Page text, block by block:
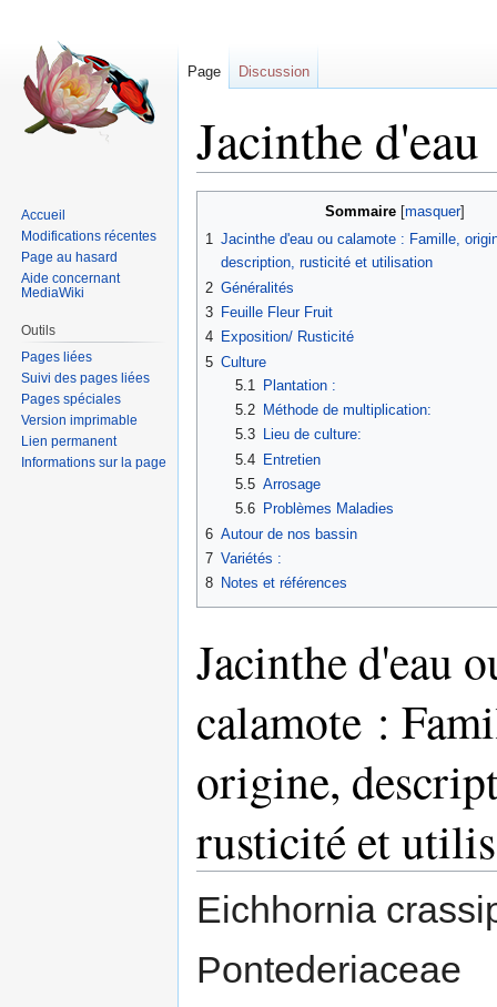
Jacinthe d'eau
navigation
recherche
Sommaire
1 Jacinthe d'eau ou calamote : Famille,
description, rusticité et utilisation
2 Généralités
3 Feuille Fleur Fruit
4 Exposition/ Rusticité
5 Culture
5.1
Plantation :
5.2
Méthode de multiplication:
5.3
Lieu de culture:
5.4 Entretien
5.5 Arrosage
5.6
Problèmes Maladies
6 Autour de nos bassin
7 Variétés :
8 Notes et références
Jacinthe d'eau
calamote :
origine,
rusticité et
Eichhornia
Pontederiaceae
Page Discussion
Accueil
Modifications récentes
Page au hasard
Aide concernant
MediaWiki
Outils
Pages liées
Suivi des pages liées
Pages spéciales
Version imprimable
Lien permanent
Informations sur la page